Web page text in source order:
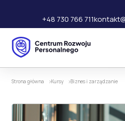
+48 730 766 711
110 zł220 zł
Strona główna Kursy Biznes i zarządzanie